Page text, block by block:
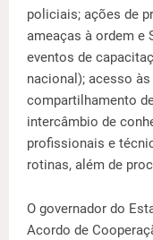
policiais; ações de
ameaças à ordem e
eventos de
nacional); acesso
compartilhamento
intercâmbio de
profissionais e
rotinas, além de
O governador do
Acordo de